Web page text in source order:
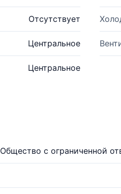
Отсутствует
Центральное
Центральное
Общество с ограниченной